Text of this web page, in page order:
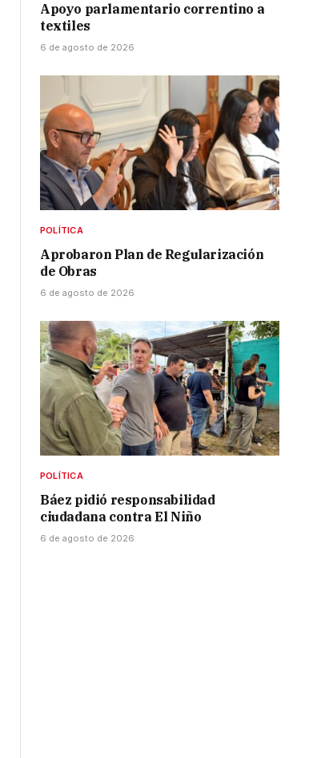
Apoyo parlamentario correntino a
textiles
6 de agosto de 2026
POLÍTICA
Aprobaron Plan de Regularización
de Obras
6 de agosto de 2026
POLÍTICA
Báez pidió responsabilidad
ciudadana contra El Niño
6 de agosto de 2026